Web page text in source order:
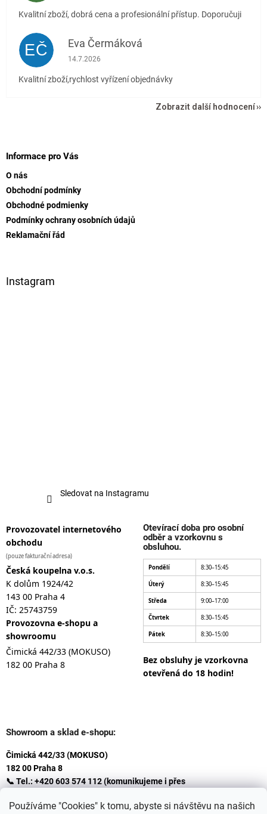
Používáme "Cookies" k tomu, abyste si návštěvu na našich
Kvalitní zboží, dobrá cena a profesionální přístup. Doporučuji
EČ Eva Čermáková
Hodnocení obchodu je 5 z 5 hvězdiček.
14.7.2026
Kvalitní zboží,rychlost vyřízení objednávky
Zobrazit další hodnocení
Informace pro Vás
O nás
Obchodní podmínky
Obchodné podmienky
Podmínky ochrany osobních údajů
Reklamační řád
Instagram
Sledovat na Instagramu
Provozovatel internetového
obchodu
(pouze fakturační adresa)
Česká koupelna v.o.s.
K dolům 1924/42
143 00 Praha 4
IČ: 25743759
Provozovna e-shopu a
showroomu
Čimická 442/33 (MOKUSO)
182 00 Praha 8
Otevírací doba pro osobní
odběr a vzorkovnu s
obsluhou.
Pondělí 8:30–15:45
Úterý 8:30–15:45
Středa 9:00–17:00
Čtvrtek 8:30–15:45
Pátek 8:30–15:00
Bez obsluhy je vzorkovna
otevřená do 18 hodin!
Showroom a sklad e-shopu:
Čimická 442/33 (MOKUSO)
182 00 Praha 8
📞 Tel.: +420 603 574 112 (komunikujeme i přes